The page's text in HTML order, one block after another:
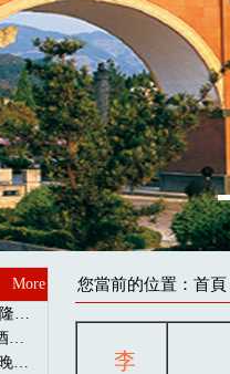
More
迎2020年迪拜世博會一周年倒計時慶典活動在滬隆重舉行
貴州家譜酒業(yè)董事長朱德萍受邀出席第九屆酒博會
貴州家譜酒榮獲2019全球華人春節(jié)聯(lián)歡晚會指定用酒
您當前的位置： 首頁
李